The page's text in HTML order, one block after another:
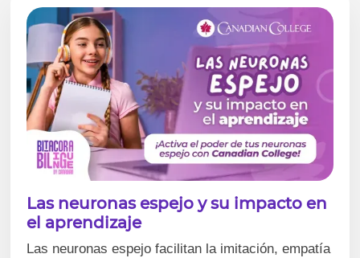
Las neuronas espejo y su impacto en
el aprendizaje
Las neuronas espejo facilitan la imitación, empatía